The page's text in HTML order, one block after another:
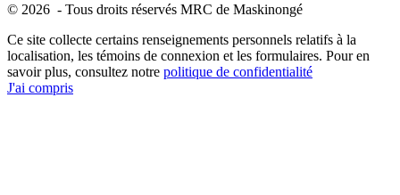
© 2026 - Tous droits réservés MRC de Maskinongé
Ce site collecte certains renseignements personnels relatifs à la
localisation, les témoins de connexion et les formulaires. Pour en
savoir plus, consultez notre politique de confidentialité
J'ai compris